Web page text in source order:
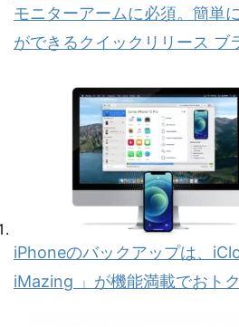
モニターアームに必須。簡単
ができるクイックリリース ブ
iPhoneのバックアップは、
iMazing 」が機能満載でおトク